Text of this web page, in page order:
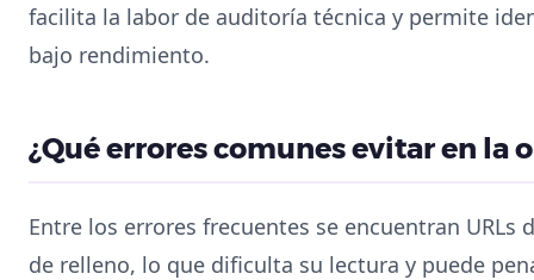
facilita la labor de auditoría técnica y permite
bajo rendimiento.
¿Qué errores comunes evitar en la
Entre los errores frecuentes se encuentran URLs
de relleno, lo que dificulta su lectura y puede